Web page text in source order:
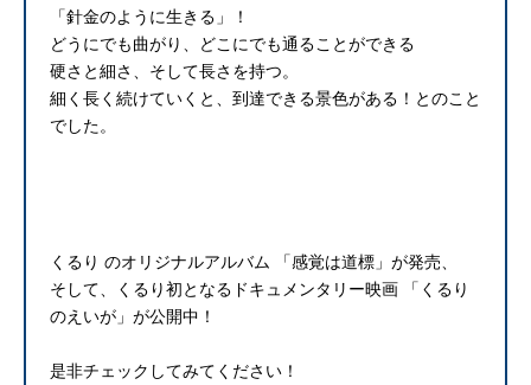
「針金のように生きる」！
どうにでも曲がり、どこにでも通ることができる
硬さと細さ、そして長さを持つ。
細く長く続けていくと、到達できる景色がある！とのこと
でした。
くるり のオリジナルアルバム 「感覚は道標」が発売、
そして、くるり初となるドキュメンタリー映画 「くるり
のえいが」が公開中！
是非チェックしてみてください！